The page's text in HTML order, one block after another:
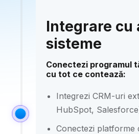
Integrare cu
sisteme
Conectezi programul
cu tot ce contează:
Integrezi CRM-uri
HubSpot,
Conectezi platforme